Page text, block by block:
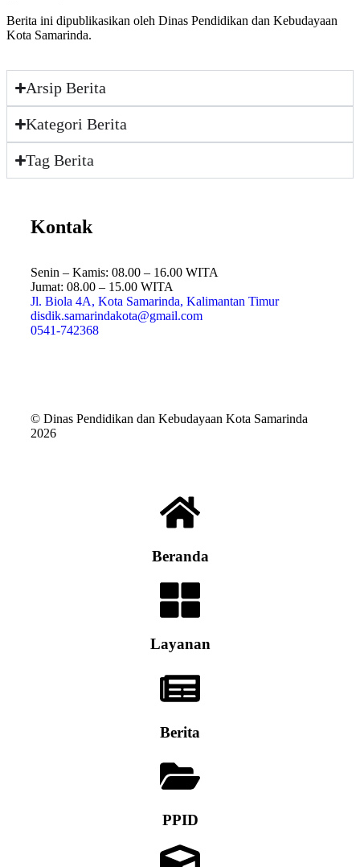
Berita ini dipublikasikan oleh Dinas Pendidikan dan Kebudayaan
Kota Samarinda.
Arsip Berita
Kategori Berita
Tag Berita
Kontak
Senin – Kamis: 08.00 – 16.00 WITA
Jumat: 08.00 – 15.00 WITA
Jl. Biola 4A, Kota Samarinda, Kalimantan Timur
disdik.samarindakota@gmail.com
0541-742368
© Dinas Pendidikan dan Kebudayaan Kota Samarinda
2026
Beranda
Layanan
Berita
PPID